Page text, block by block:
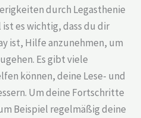
durch Legasthenie
es wichtig, dass du dir
ist, Hilfe anzunehmen, um
Es gibt viele
können, deine Lese- und
Um deine Fortschritte
Beispiel regelmäßig deine